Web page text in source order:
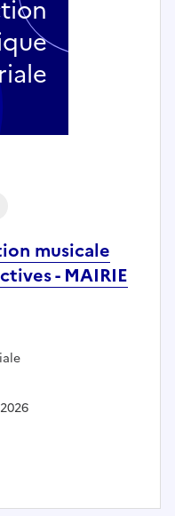
musicale
- MAIRIE
de formation